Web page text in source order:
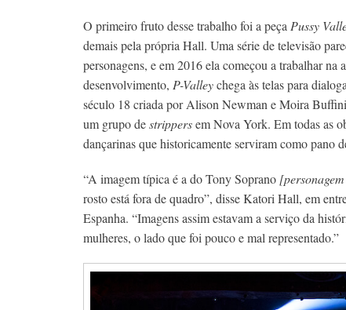
O primeiro fruto desse trabalho foi a peçaPussy
demais pela própria Hall. Uma série de televisão
personagens, e em 2016 ela começou a trabalhar na
desenvolvimento, P-Valleychega às telas para
século 18 criada por Alison Newman e Moira
um grupo destrippersem Nova York. Em todas as
dançarinas que historicamente serviram como pano
“A imagem típica é a do Tony Soprano
rosto está fora de quadro”, disse Katori Hall, em
Espanha. “Imagens assim estavam a serviço da
mulheres, o lado que foi pouco e mal representado.”